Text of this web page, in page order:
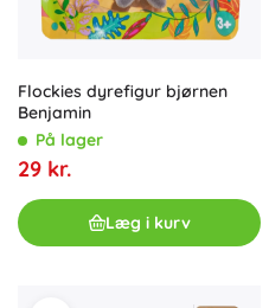
Flockies dyrefigur bjørnen
Benjamin
På lager
29 kr.
Læg i kurv